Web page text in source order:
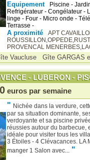
Equipement
Piscine -
Refrigérateur - Congélateur -
linge - Four - Micro onde -
Terrasse -
A proximité APT
PROVENCAL
Vaucluse Gîte GARGAS
- LUBERON -
euros par semaine
" Nichée dans la verdure,
par sa situation dominante,
verdoyante et sa piscine
réussies autour du barbecue,
idéale pour visiter tous les
3 Étoiles - 4 Clévacances. LA
manger 1 Salon avec... "